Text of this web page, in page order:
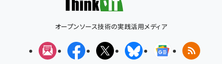
オープンソース技術の実践活用メディア
メルマガFacebookX(エックス)BlueskyGoogleニュ
RSS